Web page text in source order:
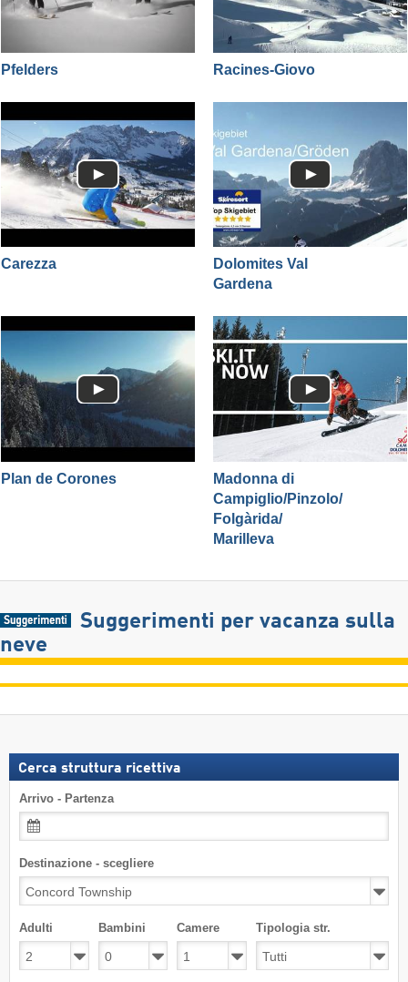
Pfelders Racines-Giovo
Carezza
Dolomites Val
Gardena
Plan de Corones
Madonna di
Campiglio/​Pinzolo/​
Folgàrida/​
Marilleva
Suggerimenti per vacanza sulla
neve
Cerca struttura ricettiva
Arrivo - Partenza
Destinazione - scegliere
Adulti Bambini Camere Tipologia str.